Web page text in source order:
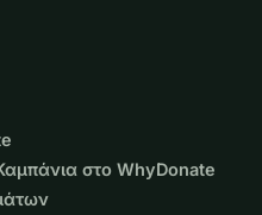
στο WhyDonate